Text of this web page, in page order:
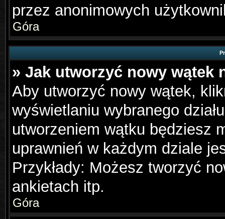
przez anonimowych
Góra
» Jak utworzyć nowy wątek
Aby utworzyć nowy wątek,
wyświetlaniu wybranego
utworzeniem wątku będziesz
uprawnień w każdym dziale
Przykłady: Możesz tworzyć
ankietach itp.
Góra